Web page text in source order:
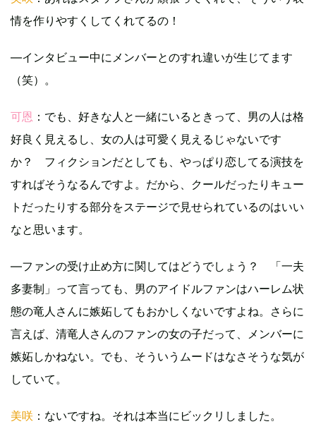
情を作りやすくしてくれてるの！
―インタビュー中にメンバーとのすれ違いが生じてます
（笑）。
可恩 ：でも、好きな人と一緒にいるときって、男の人は格
好良く見えるし、女の人は可愛く見えるじゃないです
か？ フィクションだとしても、やっぱり恋してる演技を
すればそうなるんですよ。だから、クールだったりキュー
トだったりする部分をステージで見せられているのはいい
なと思います。
―ファンの受け止め方に関してはどうでしょう？ 「一夫
多妻制」って言っても、男のアイドルファンはハーレム状
態の竜人さんに嫉妬してもおかしくないですよね。さらに
言えば、清竜人さんのファンの女の子だって、メンバーに
嫉妬しかねない。でも、そういうムードはなさそうな気が
していて。
美咲 ：ないですね。それは本当にビックリしました。